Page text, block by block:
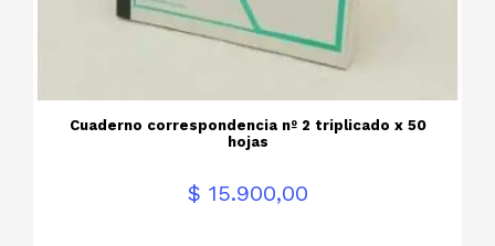
Cuaderno correspondencia nº 2 triplicado x 50
hojas
$ 15.900,00